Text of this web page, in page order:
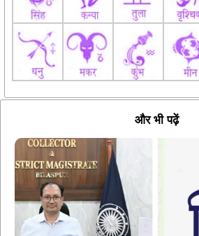
और भी पढ़ें